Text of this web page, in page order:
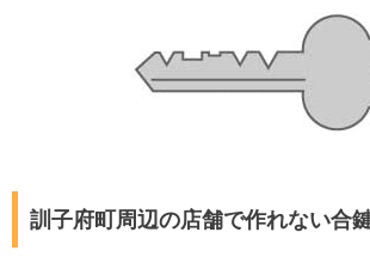
訓子府町周辺の店舗で作れない合